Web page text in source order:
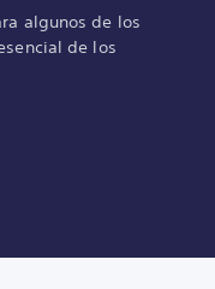
algunos de los
de los